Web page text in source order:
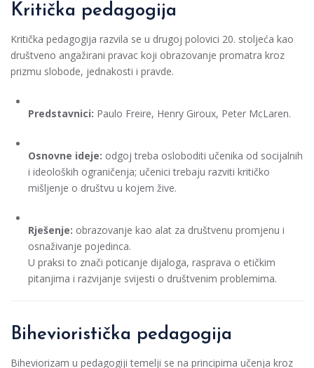
Kritička pedagogija
Kritička pedagogija razvila se u drugoj polovici 20. stoljeća kao
društveno angažirani pravac koji obrazovanje promatra kroz
prizmu slobode, jednakosti i pravde.
Predstavnici: Paulo Freire, Henry Giroux, Peter McLaren.
Osnovne ideje: odgoj treba osloboditi učenika od socijalnih
i ideoloških ograničenja; učenici trebaju razviti kritičko
mišljenje o društvu u kojem žive.
Rješenje: obrazovanje kao alat za društvenu promjenu i
osnaživanje pojedinca.
U praksi to znači poticanje dijaloga, rasprava o etičkim
pitanjima i razvijanje svijesti o društvenim problemima.
Bihevioristička pedagogija
Biheviorizam u pedagogiji temelji se na principima učenja kroz